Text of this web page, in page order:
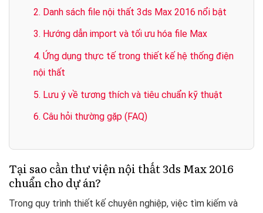
2. Danh sách file nội thất 3ds Max 2016 nổi bật
3. Hướng dẫn import và tối ưu hóa file Max
4. Ứng dụng thực tế trong thiết kế hệ thống điện
nội thất
5. Lưu ý về tương thích và tiêu chuẩn kỹ thuật
6. Câu hỏi thường gặp (FAQ)
Tại sao cần thư viện nội thất 3ds Max 2016
chuẩn cho dự án?
Trong quy trình thiết kế chuyên nghiệp, việc tìm kiếm và